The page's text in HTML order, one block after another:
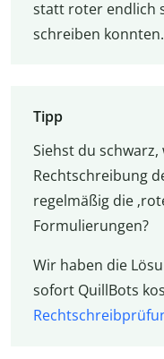
statt roter endlich
schreiben konnten.
Tipp
Siehst du
Rechtschreibung
regelmäßig die
Formulierungen?
Wir haben die
sofort QuillBots